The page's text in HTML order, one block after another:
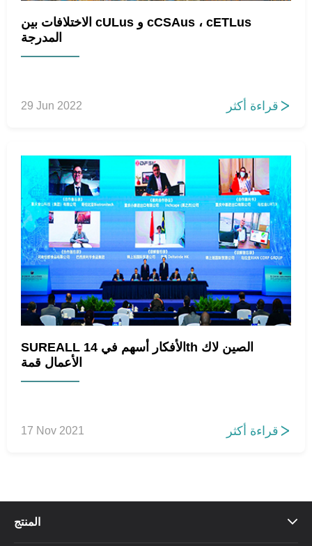
الاختلافات بين cULus و cCSAus ، cETLus
المدرجة
29 Jun 2022 قراءة أكثر 
SUREALL الأفكار أسهم في 14th الصين لاك
الأعمال قمة
17 Nov 2021 قراءة أكثر 
المنتج 